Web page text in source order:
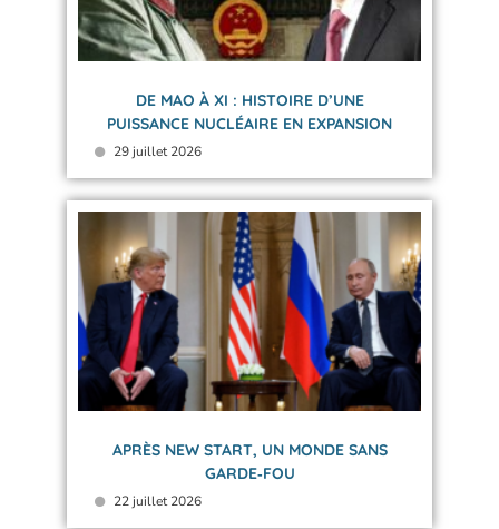
DE MAO À XI : HISTOIRE D’UNE
PUISSANCE NUCLÉAIRE EN EXPANSION
29 juillet 2026
APRÈS NEW START, UN MONDE SANS
GARDE‑FOU
22 juillet 2026